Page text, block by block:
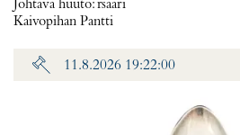
Johtava huuto:rsaari
Kaivopihan Pantti
11.8.2026 19:22:00